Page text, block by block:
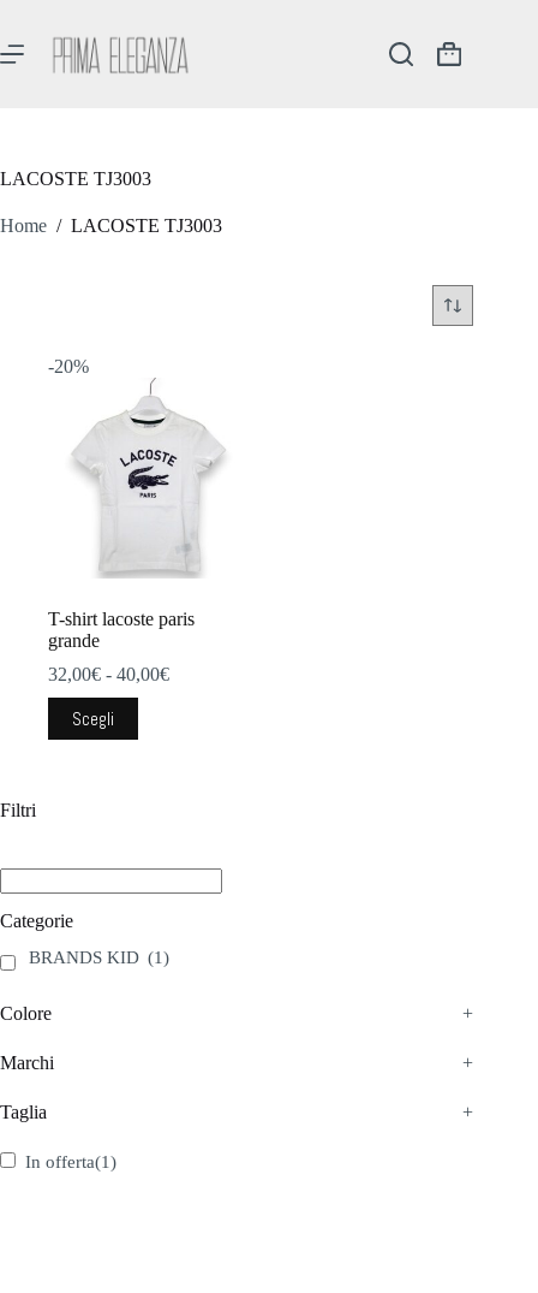
contenuto
Carrello
LACOSTE TJ3003
Home / LACOSTE TJ3003
-20%
T-shirt lacoste paris
grande
32,00€ - 40,00€Fascia
Scegli
Questo
prodotto
nella
del
Filtri
Categorie
BRANDS KID (1)
Colore +
Marchi +
Taglia +
In offerta(1)